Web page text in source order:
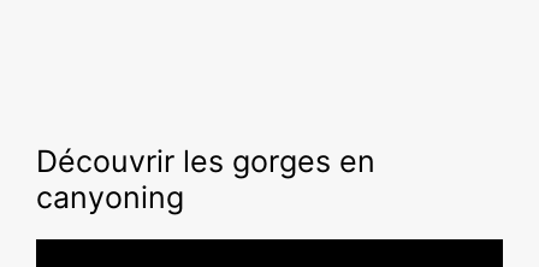
Découvrir les gorges en
canyoning